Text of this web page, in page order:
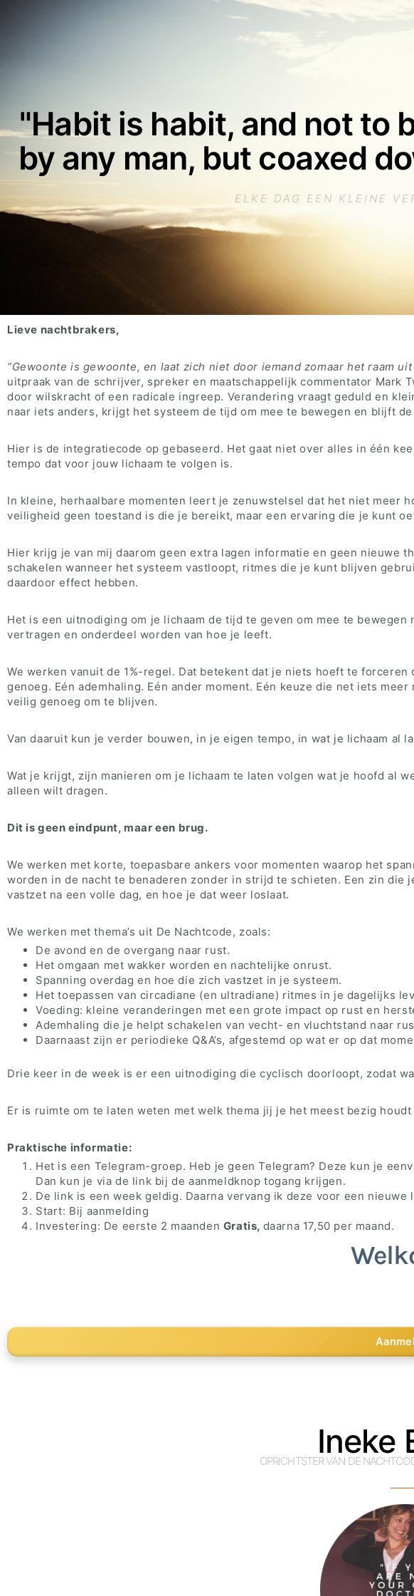
"Habit is habit, and not to
by any man, but coaxed
ELKE DAG EEN KLEINE
Lieve nachtbrakers,
“Gewoonte is gewoonte, en laat zich niet door iemand zomaar het raam
uitpraak van de schrijver, spreker en maatschappelijk commentator
door wilskracht of een radicale ingreep. Verandering vraagt geduld en
naar iets anders, krijgt het systeem de tijd om mee te bewegen en blijft
Hier is de integratiecode op gebaseerd. Het gaat niet over alles in één
tempo dat voor jouw lichaam te volgen is.
In kleine, herhaalbare momenten leert je zenuwstelsel dat het niet meer
veiligheid geen toestand is die je bereikt, maar een ervaring die je kunt
Hier krijg je van mij daarom geen extra lagen informatie en geen nieuwe
schakelen wanneer het systeem vastloopt, ritmes die je kunt blijven
daardoor effect hebben.
Het is een uitnodiging om je lichaam de tijd te geven om mee te
vertragen en onderdeel worden van hoe je leeft.
We werken vanuit de 1%-regel. Dat betekent dat je niets hoeft te
genoeg. Eén ademhaling. Eén ander moment. Eén keuze die net iets
veilig genoeg om te blijven.
Van daaruit kun je verder bouwen, in je eigen tempo, in wat je lichaam al
Wat je krijgt, zijn manieren om je lichaam te laten volgen wat je hoofd al
alleen wilt dragen.
Dit is geen eindpunt, maar een brug.
We werken met korte, toepasbare ankers voor momenten waarop het
worden in de nacht te benaderen zonder in strijd te schieten. Een zin
vastzet na een volle dag, en hoe je dat weer loslaat.
We werken met thema’s uit De Nachtcode, zoals:
De avond en de overgang naar rust.
Het omgaan met wakker worden en nachtelijke onrust.
Spanning overdag en hoe die zich vastzet in je systeem.
Het toepassen van circadiane (en ultradiane) ritmes in je dagelijks
Voeding: kleine veranderingen met een grote impact op rust en
Ademhaling die je helpt schakelen van vecht- en vluchtstand naar
Daarnaast zijn er periodieke Q&A’s, afgestemd op wat er op dat
Drie keer in de week is er een uitnodiging die cyclisch doorloopt, zodat
Er is ruimte om te laten weten met welk thema jij je het meest bezig
Praktische informatie:
Het is een Telegram-groep. Heb je geen Telegram? Deze kun je
Dan kun je via de link bij de aanmeldknop togang krijgen.
De link is een week geldig. Daarna vervang ik deze voor een
Start: Bij aanmelding
Investering: De eerste 2 maanden Gratis, daarna 17,50 per maand.
Ineke
OPRICHTSTER VAN DE